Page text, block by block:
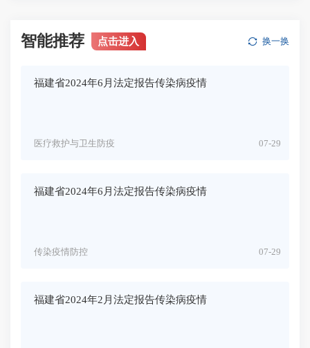
智能推荐 点击进入 换一换
福建省2024年6月法定报告传染病疫情
07-29
医疗救护与卫生防疫
福建省2024年6月法定报告传染病疫情
07-29
传染疫情防控
福建省2024年2月法定报告传染病疫情